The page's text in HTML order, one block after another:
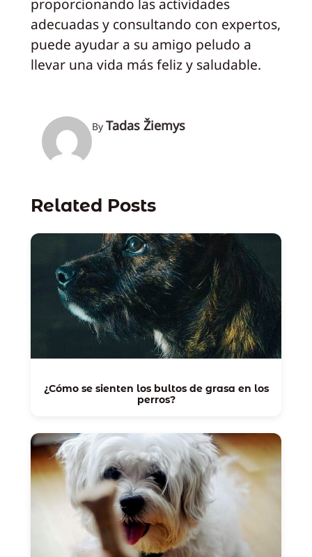
proporcionando las actividades
adecuadas y consultando con expertos,
puede ayudar a su amigo peludo a
llevar una vida más feliz y saludable.
By Tadas Žiemys
Related Posts
¿Cómo se sienten los bultos de grasa en los
perros?